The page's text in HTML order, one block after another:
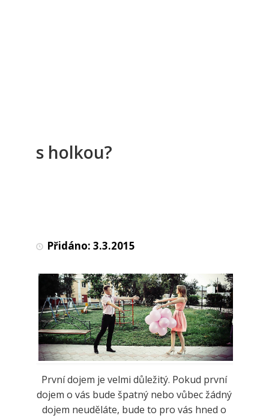
s holkou?
Přidáno: 3.3.2015
První dojem je velmi důležitý. Pokud první
dojem o vás bude špatný nebo vůbec žádný
dojem neuděláte, bude to pro vás hned o